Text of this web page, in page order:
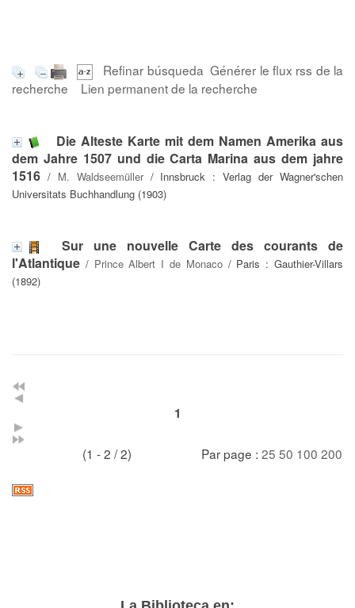
Refinar búsqueda Générer le flux rss de la
recherche
Lien permanent de la recherche
Die Alteste Karte mit dem Namen Amerika aus
dem Jahre 1507 und die Carta Marina aus dem jahre
1516 / M. Waldseemüller/ Innsbruck : Verlag der Wagner'schen
Universitats Buchhandlung (1903)
Sur une nouvelle Carte des courants de
l'Atlantique / Prince Albert I de Monaco/ Paris : Gauthier-Villars
(1892)
1
(1 - 2 / 2) Par page : 25 50 100 200